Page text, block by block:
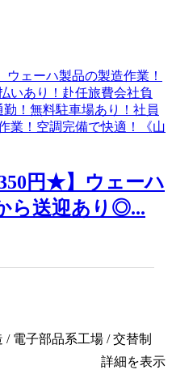
円★】ウェーハ
ら送迎あり◎...
電子部品系工場 / 交替制
詳細を表示